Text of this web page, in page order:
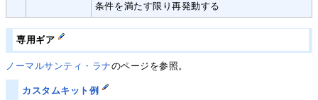
条件を満たす限り再発動する
専用ギア
ノーマルサンティ・ラナのページを参照。
カスタムキット例